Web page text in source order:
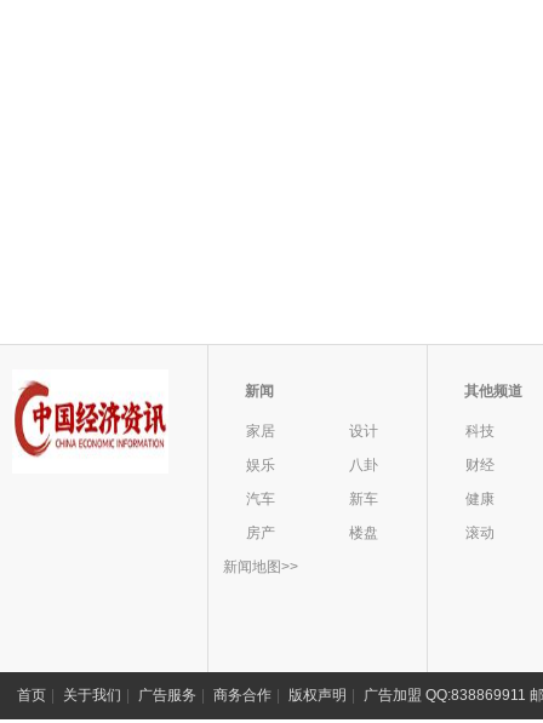
新闻
家居
设计
娱乐
八卦
汽车
新车
房产
楼盘
新闻地图>>
其他频道
科技
财经
健康
滚动
首页 关于我们 广告服务 商务合作 版权声明 广告加盟 QQ:838869911